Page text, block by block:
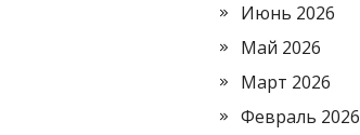
Июнь 2026
Май 2026
Март 2026
Февраль 2026